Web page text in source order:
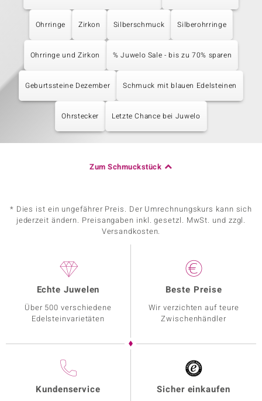
Ohrringe Zirkon Silberschmuck Silberohrringe
Ohrringe und Zirkon % Juwelo Sale - bis zu 70% sparen
Geburtssteine Dezember Schmuck mit blauen Edelsteinen
Ohrstecker Letzte Chance bei Juwelo
Zum Schmuckstück
* Dies ist ein ungefährer Preis. Der Umrechnungskurs kann sich
jederzeit ändern. Preisangaben inkl. gesetzl. MwSt. und zzgl.
Versandkosten.
Echte Juwelen
Über 500 verschiedene
Edelsteinvarietäten
Beste Preise
Wir verzichten auf teure
Zwischenhändler
Kundenservice Sicher einkaufen